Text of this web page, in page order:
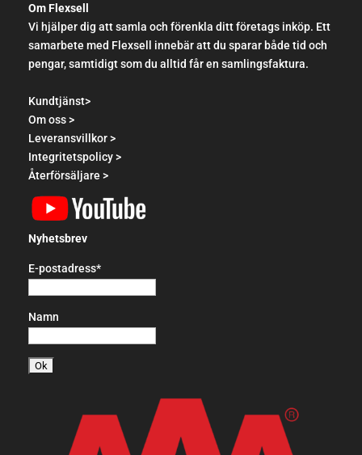
Om Flexsell
Vi hjälper dig att samla och förenkla ditt företags inköp. Ett
samarbete med Flexsell innebär att du sparar både tid och
pengar, samtidigt som du alltid får en samlingsfaktura.
Kundtjänst>
Om oss >
Leveransvillkor >
Integritetspolicy >
Återförsäljare >
Nyhetsbrev
E-postadress*
Namn